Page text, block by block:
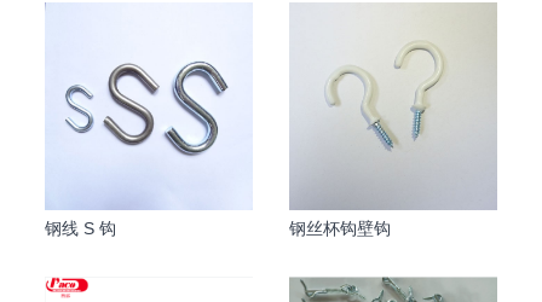
钢线 S 钩 钢丝杯钩壁钩